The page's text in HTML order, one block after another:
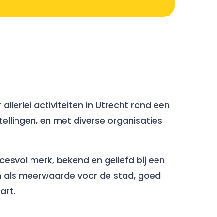
activiteiten in Utrecht rond een
en met diverse organisaties
merk, bekend en geliefd bij een
meerwaarde voor de stad, goed